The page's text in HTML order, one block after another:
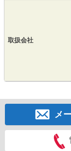
取扱会社
メ